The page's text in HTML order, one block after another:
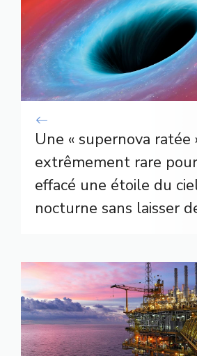
Une « supernova ratée
extrêmement rare
effacé une étoile du
nocturne sans laisser